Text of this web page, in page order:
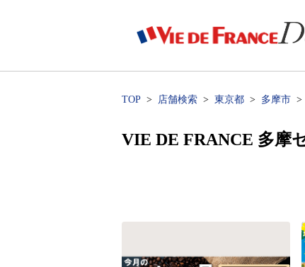
TOP 店舗検索 東京都 多摩市
VIE DE FRANCE 多摩